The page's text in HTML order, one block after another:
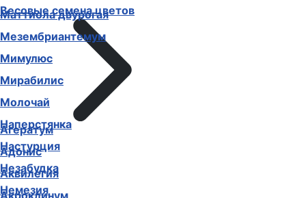
Весовые семена цветов
Агератум
Адонис
Аквилегия
Акроклинум
Маттиола двурогая
Мезембриантемум
Мимулюс
Мирабилис
Молочай
Наперстянка
Настурция
Незабудка
Немезия